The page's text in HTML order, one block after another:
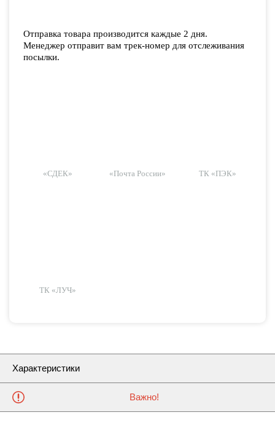
Отправка товара производится каждые 2 дня.
Менеджер отправит вам трек-номер для отслеживания
посылки.
«СДЕК» «Почта России» ТК «ПЭК»
ТК «ЛУЧ»
Характеристики
Важно!